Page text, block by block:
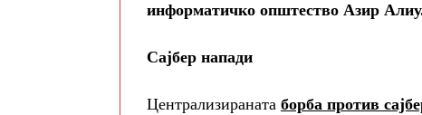
информатичко општество Азир
Сајбер напади
Централизираната борба против